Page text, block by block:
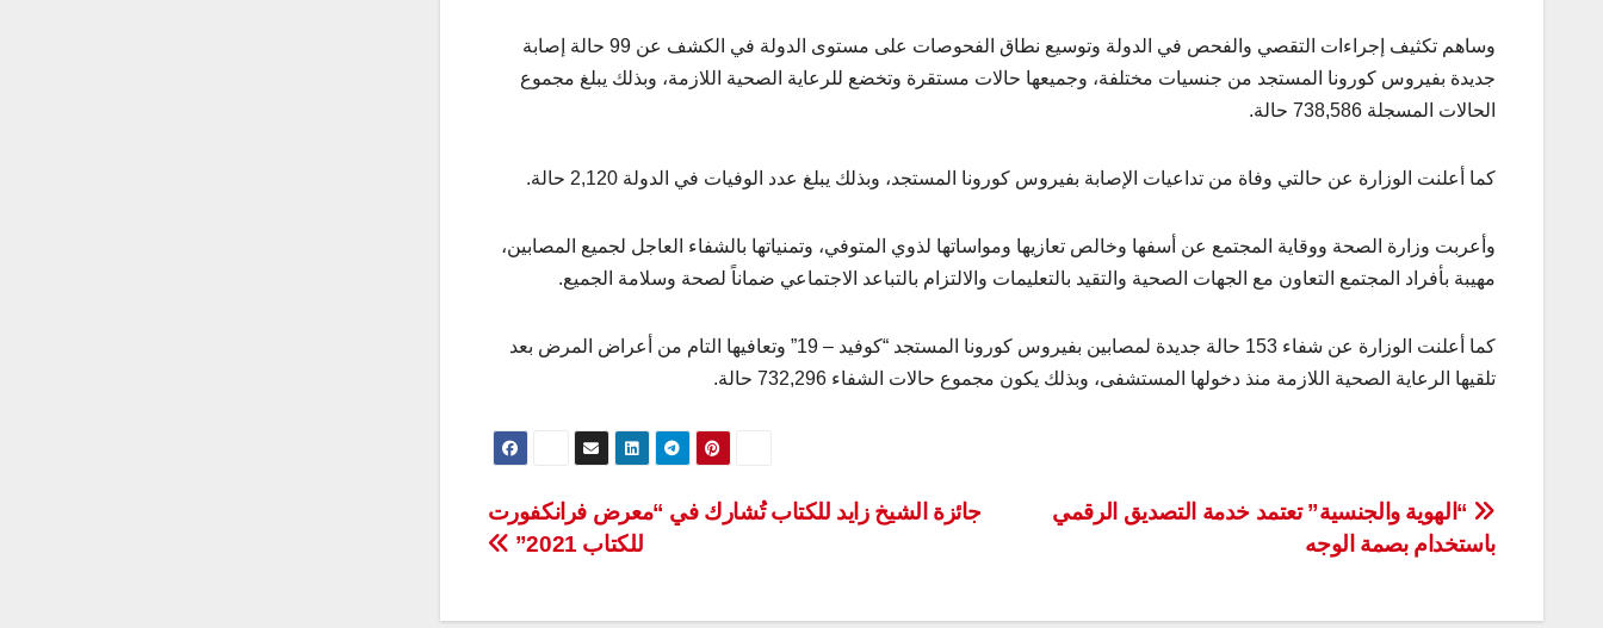
وساهم تكثيف إجراءات التقصي والفحص في الدولة وتوسيع نطاق الفحوصات على مستوى الدولة في الكشف عن 99 حالة إصابة
جديدة بفيروس كورونا المستجد من جنسيات مختلفة، وجميعها حالات مستقرة وتخضع للرعاية الصحية اللازمة، وبذلك يبلغ مجموع
الحالات المسجلة 738,586 حالة.
كما أعلنت الوزارة عن حالتي وفاة من تداعيات الإصابة بفيروس كورونا المستجد، وبذلك يبلغ عدد الوفيات في الدولة 2,120 حالة.
وأعربت وزارة الصحة ووقاية المجتمع عن أسفها وخالص تعازيها ومواساتها لذوي المتوفي، وتمنياتها بالشفاء العاجل لجميع المصابين،
مهيبة بأفراد المجتمع التعاون مع الجهات الصحية والتقيد بالتعليمات والالتزام بالتباعد الاجتماعي ضماناً لصحة وسلامة الجميع.
كما أعلنت الوزارة عن شفاء 153 حالة جديدة لمصابين بفيروس كورونا المستجد “كوفيد – 19” وتعافيها التام من أعراض المرض بعد
تلقيها الرعاية الصحية اللازمة منذ دخولها المستشفى، وبذلك يكون مجموع حالات الشفاء 732,296 حالة.
تصفّح
المقالات
جائزة الشيخ زايد للكتاب تُشارك في “معرض فرانكفورت
للكتاب 2021”
“الهوية والجنسية” تعتمد خدمة التصديق الرقمي
باستخدام بصمة الوجه